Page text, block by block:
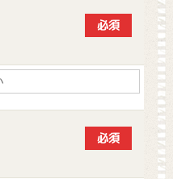
必須
必須